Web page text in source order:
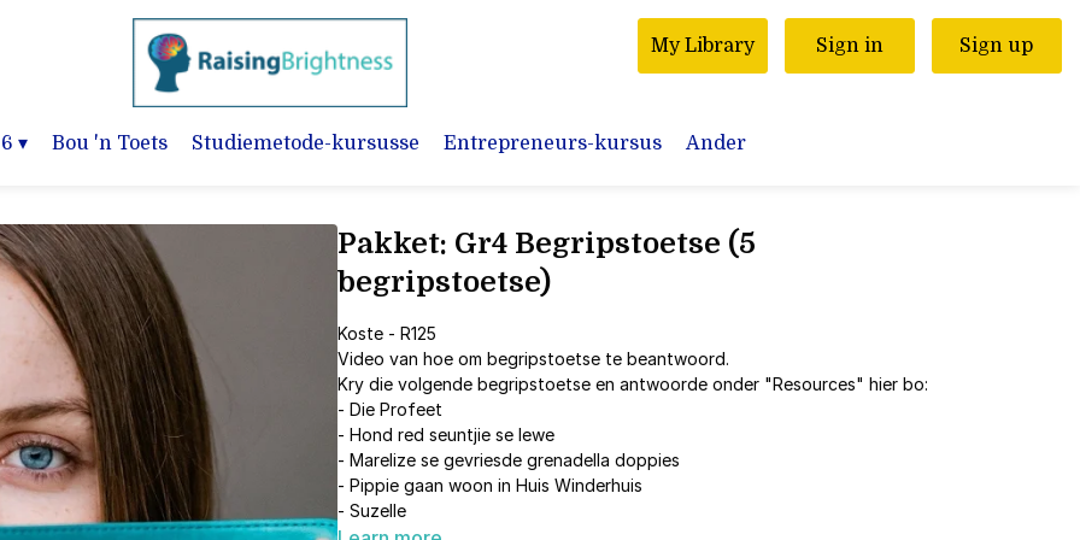
My Library Sign in Sign up
▾ Bou 'n Toets Studiemetode-kursusse Entrepreneurs-kursus Ander
Pakket: Gr4 Begripstoetse (5
begripstoetse)
Koste - R125
Video van hoe om begripstoetse te beantwoord.
Kry die volgende begripstoetse en antwoorde onder "Resources" hier bo:
- Die Profeet
- Hond red seuntjie se lewe
- Marelize se gevriesde grenadella doppies
- Pippie gaan woon in Huis Winderhuis
- Suzelle